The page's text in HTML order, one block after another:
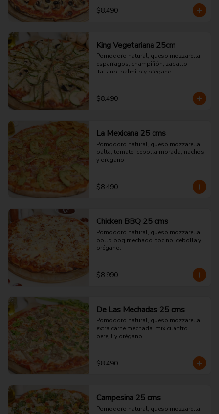
$8.490
King Vegetariana 25cm
Pomodoro natural, queso mozzarella,
espárragos, champiñón, zapallo
italiano, palmito y orégano.
$8.490
La Mexicana 25 cms
Pomodoro natural, queso mozzarella,
palta, tomate, cebolla morada, nachos
y orégano.
$8.490
Chicken BBQ 25 cms
Pomodoro natural, queso mozzarella,
pollo bbq mechado, tocino, cebolla y
orégano.
$8.990
De Las Mechadas 25 cms
Pomodoro natural, queso mozzarella,
extra carne mechada, mix cilantro
perejil y orégano.
$8.490
Campesina 25 cms
Pomodoro natural, queso mozzarella,